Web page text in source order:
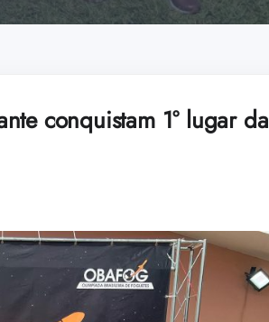
conquistam 1° lugar da